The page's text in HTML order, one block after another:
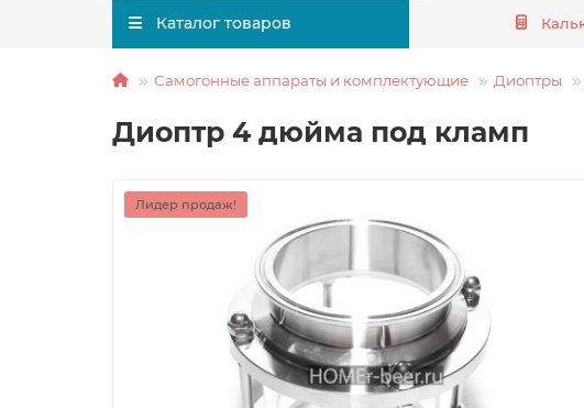
Каталог товаров
Самогонные аппараты и комплектующие Диоптры
Диоптр 4 дюйма под кламп
Лидер продаж!